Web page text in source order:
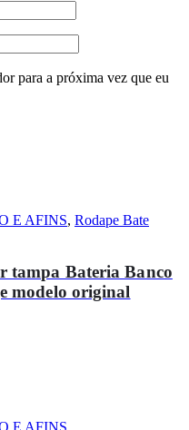
para a próxima vez que eu
E AFINS, Rodape Bate
tampa Bateria Banco
modelo original
E AFINS